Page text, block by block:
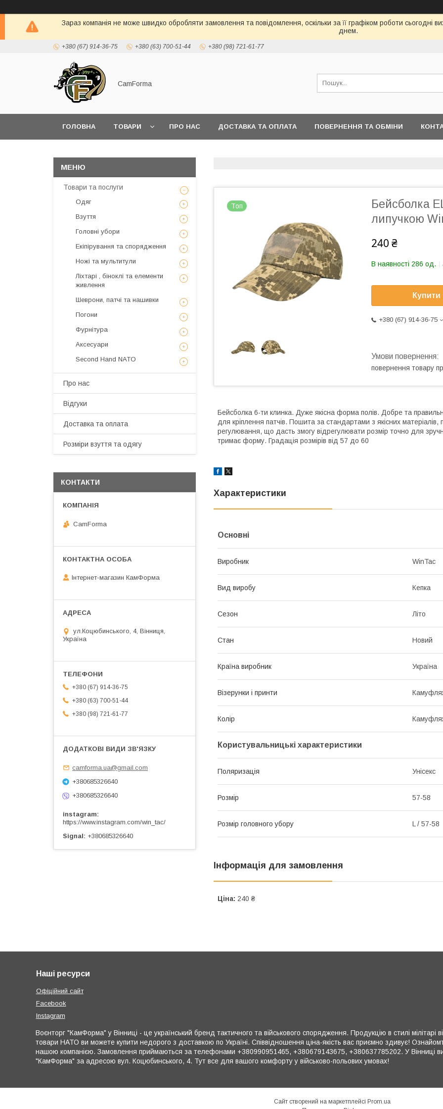
Зараз компанія не може швидко обробляти замовлення та повідомлення, оскільки за її графіком роботи
днем.
+380 (67) 914-36-75 +380 (63) 700-51-44 +380 (98) 721-61-77
CamForma
ГОЛОВНА ТОВАРИ ПРО НАС ДОСТАВКА ТА ОПЛАТА ПОВЕРНЕННЯ ТА ОБМІНИ
Топ
Бейсболка
липучкою
240 ₴
В наявності 286 од.
Купити
+380 (67) 914-36-75
повернення товару
Бейсболка 6-ти клинка. Дуже якісна форма полів. Добре та
для кріплення патчів. Пошита за стандартами з якісних
регулювання, що дасть змогу відрегулювати розмір точно для
тримає форму. Градація розмірів від 57 до 60
Характеристики
Основні
Виробник WinTac
Вид виробу Кепка
Сезон Літо
Стан Новий
Країна виробник Україна
Візерунки і принти
Колір
Користувальницькі характеристики
Поляризація Унісекс
Розмір 57-58
Розмір головного убору L / 57-58
Інформація для замовлення
Ціна: 240 ₴
Товари та послуги
Одяг
Взуття
Головні убори
Екіпірування та спорядження
Ножі та мультитули
Ліхтарі , біноклі та елементи
живлення
Шеврони, патчі та нашивки
Погони
Фурнітура
Аксесуари
Second Hand NATO
Про нас
Відгуки
Доставка та оплата
Розміри взуття та одягу
КОНТАКТИ
CamForma
Інтернет-магазин КамФорма
ул.Коцюбинського, 4, Вінниця,
Україна
+380 (67) 914-36-75
+380 (63) 700-51-44
+380 (98) 721-61-77
camforma.ua@gmail.com
+380685326640
+380685326640
instagram
https://www.instagram.com/win_tac/
Signal
+380685326640
Наші ресурси
Офіційний сайт
Facebook
Instagram
Воєнторг "КамФорма" у Вінниці - це український бренд тактичного та військового спорядження. Продукцію в стилі мілітарі
товари НАТО ви можете купити недорого з доставкою по Україні. Співвідношення ціна-якість вас приємно здивує!
нашою компанією. Замовлення приймаються за телефонами +380990951465, +380679143675, +380637785202. У Вінниці ви
"КамФорма" за адресою вул. Коцюбинського, 4. Тут все для вашого комфорту у військово-польових умовах!
Сайт створений на маркетплейсі Prom.ua